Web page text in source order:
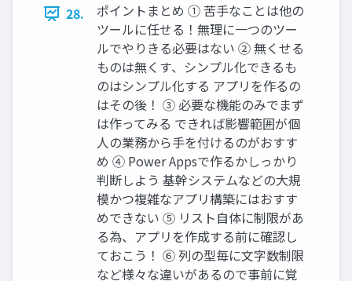
28.
ポイントまとめ ① 苦手なことは他の
ツールに任せる！無理に一つのツー
ルでやりきる必要はない ② 無くせる
ものは無くす、シンプル化できるも
のはシンプル化する アプリを作るの
はその後！ ③ 必要な機能のみでまず
は作ってみる できれば影響範囲が個
人の業務から手を付けるのがおすす
め ④ Power Appsで作るかしっかり
判断しよう 基幹システムなどの大規
模かつ複雑なアプリ構築にはおすす
めできない ⑤ リスト自体に制限があ
る為、アプリを作成する前に確認し
ておこう！ ⑥ 列の型毎に文字数制限
など様々な違いがあるので事前に覚